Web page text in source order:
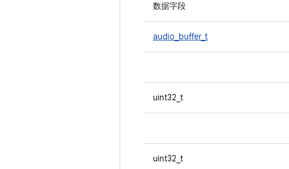
数据字段
audio_buffer_t
uint32_t
uint32_t